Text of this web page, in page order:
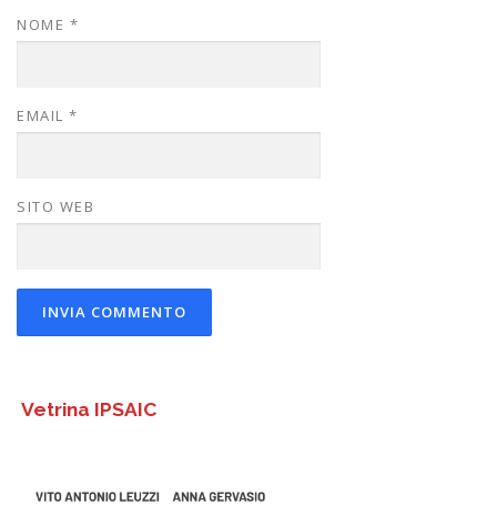
NOME *
EMAIL *
SITO WEB
Vetrina IPSAIC